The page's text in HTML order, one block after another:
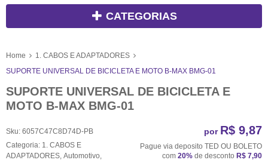
CATEGORIAS
Home
1. CABOS E ADAPTADORES
SUPORTE UNIVERSAL DE BICICLETA E MOTO B-MAX BMG-01
SUPORTE UNIVERSAL DE BICICLETA E
MOTO B-MAX BMG-01
Sku: 6057C47C8D74D-PB
Categoria: 1. CABOS E
ADAPTADORES Automotivo
por R$ 9,87
Pague via deposito TED OU BOLETO
com 20% de desconto R$ 7,90